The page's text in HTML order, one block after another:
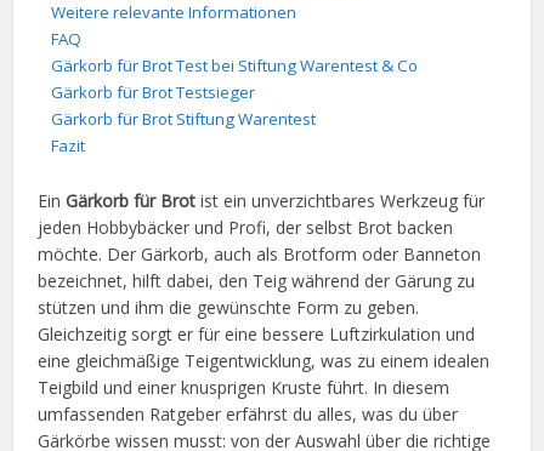
Weitere relevante Informationen
FAQ
Gärkorb für Brot Test bei Stiftung Warentest & Co
Gärkorb für Brot Testsieger
Gärkorb für Brot Stiftung Warentest
Fazit
EinGärkorb für Brot ist ein unverzichtbares Werkzeug für
jeden Hobbybäcker und Profi, der selbst Brot backen
möchte. Der Gärkorb, auch als Brotform oder Banneton
bezeichnet, hilft dabei, den Teig während der Gärung zu
stützen und ihm die gewünschte Form zu geben.
Gleichzeitig sorgt er für eine bessere Luftzirkulation und
eine gleichmäßige Teigentwicklung, was zu einem idealen
Teigbild und einer knusprigen Kruste führt. In diesem
umfassenden Ratgeber erfährst du alles, was du über
Gärkörbe wissen musst: von der Auswahl über die richtige